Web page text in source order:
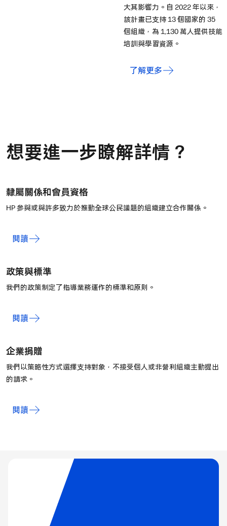
大其影響力。自 2022 年以來，
該計畫已支持 13 個國家的 35
個組織，為 1,130 萬人提供技能
培訓與學習資源。
了解更多
想要進一步瞭解詳情？
隸屬關係和會員資格
HP 參與或與許多致力於推動全球公民議題的組織建立合作關係。
閱讀
政策與標準
我們的政策制定了指導業務運作的標準和原則。
閱讀
企業捐贈
我們以策略性方式選擇支持對象，不接受個人或非營利組織主動提出
的請求。
閱讀